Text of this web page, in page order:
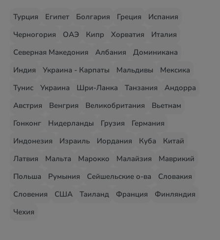
Турция Египет Болгария Греция
Испания
Черногория
ОАЭ Кипр Хорватия
Италия
Северная Македония
Албания
Доминикана
Индия
Украина - Карпаты Мальдивы
Мексика
Тунис
Украина Шри-Ланка Танзания
Андорра
Австрия
Венгрия Великобритания
Вьетнам
Гонконг
Нидерланды Грузия
Германия
Индонезия
Израиль Иордания Куба
Китай
Латвия
Мальта Марокко Малайзия
Маврикий
Польша
Румыния Сейшельские о-ва
Словакия
Словения
США Таиланд Франция
Финляндия
Чехия